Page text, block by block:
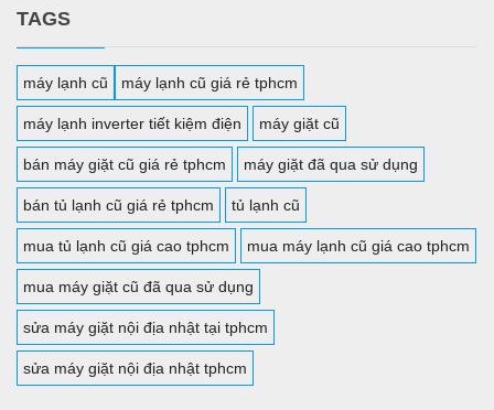
TAGS
máy lạnh cũ máy lạnh cũ giá rẻ tphcm
máy lạnh inverter tiết kiệm điện máy giặt cũ
bán máy giặt cũ giá rẻ tphcm máy giặt đã qua sử dụng
bán tủ lạnh cũ giá rẻ tphcm tủ lạnh cũ
mua tủ lạnh cũ giá cao tphcm mua máy lạnh cũ giá cao tphcm
mua máy giặt cũ đã qua sử dụng
sửa máy giặt nội địa nhật tại tphcm
sửa máy giặt nội địa nhật tphcm